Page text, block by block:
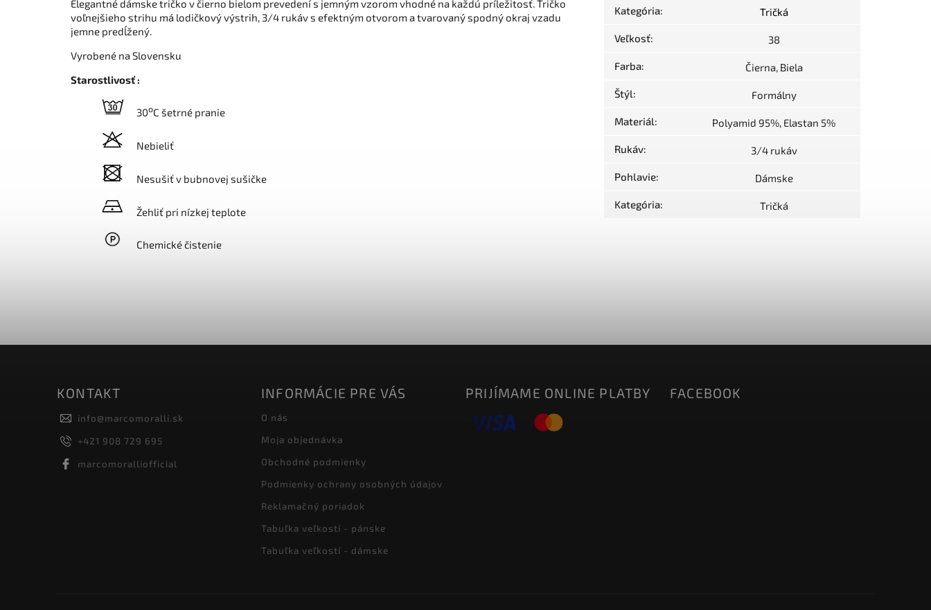
Elegantné dámske tričko v čierno bielom prevedení s jemným vzorom vhodné na každú príležitosť. Tričko
voľnejšieho strihu má lodičkový výstrih, 3/4 rukáv s efektným otvorom a tvarovaný spodný okraj vzadu
jemne predĺžený.
Vyrobené na Slovensku
Starostlivosť :
30oC šetrné pranie
Nebieliť
Nesušiť v bubnovej sušičke
Žehliť pri nízkej teplote
Chemické čistenie
Kategória: Tričká
Veľkosť: 38
Farba: Čierna, Biela
Štýl: Formálny
Materiál: Polyamid 95%, Elastan 5%
Rukáv: 3/4 rukáv
Pohlavie: Dámske
Kategória: Tričká
KONTAKT
info@marcomoralli.sk
+421 908 729 695
marcomoralliofficial
INFORMÁCIE PRE VÁS
O nás
Moja objednávka
Obchodné podmienky
Podmienky ochrany osobných údajov
Reklamačný poriadok
Tabuľka veľkostí - pánske
Tabuľka veľkostí - dámske
PRIJÍMAME ONLINE PLATBY FACEBOOK